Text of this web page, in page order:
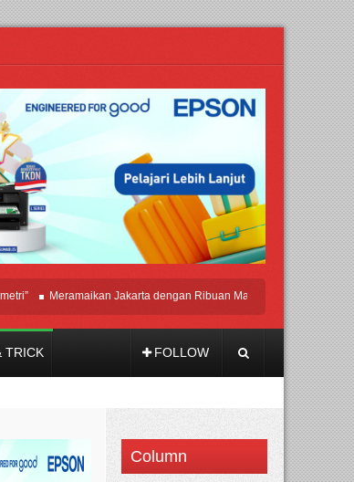
Meramaikan Jakarta dengan Ribuan Mainan dan Produk Bayi dari
TRICK FOLLOW
Column